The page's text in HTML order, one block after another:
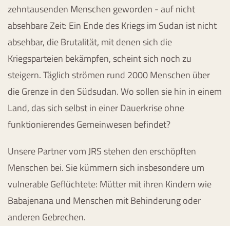
zehntausenden Menschen geworden - auf nicht
absehbare Zeit: Ein Ende des Kriegs im Sudan ist nicht
absehbar, die Brutalität, mit denen sich die
Kriegsparteien bekämpfen, scheint sich noch zu
steigern. Täglich strömen rund 2000 Menschen über
die Grenze in den Südsudan. Wo sollen sie hin in einem
Land, das sich selbst in einer Dauerkrise ohne
funktionierendes Gemeinwesen befindet?
Unsere Partner vomJRS stehen den erschöpften
Menschen bei. Sie kümmern sich insbesondere um
vulnerable Geflüchtete: Mütter mit ihren Kindern wie
Babajenana und Menschen mit Behinderung oder
anderen Gebrechen.